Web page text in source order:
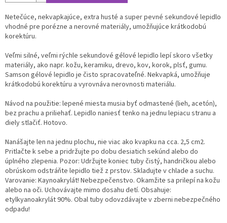
Netečúce, nekvapkajúce, extra husté a super pevné sekundové lepidlo
vhodné pre porézne a nerovné materiály, umožňujúce krátkodobú
korektúru.
Veľmi silné, veľmi rýchle sekundové gélové lepidlo lepí skoro všetky
materiály, ako napr. kožu, keramiku, drevo, kov, korok, plsť, gumu.
Samson gélové lepidlo je čisto spracovateľné. Nekvapká, umožňuje
krátkodobú korektúru a vyrovnáva nerovnosti materiálu.
Návod na použitie: lepené miesta musia byť odmastené (lieh, acetón),
bez prachu a priliehať. Lepidlo naniesť tenko na jednu lepiacu stranu a
diely stlačiť. Hotovo.
Nanášajte len na jednu plochu, nie viac ako kvapku na cca. 2,5 cm2.
Pritlačte k sebe a pridržujte po dobu desiatich sekúnd alebo do
úplného zlepenia. Pozor: Udržujte koniec tuby čistý, handričkou alebo
obrúskom odstráňte lepidlo tiež z prstov. Skladujte v chlade a suchu.
Varovanie: Kaynoakrylát! Nebezpečenstvo. Okamžite sa prilepí na kožu
alebo na oči. Uchovávajte mimo dosahu detí. Obsahuje:
etylkyanoakrylát 90%. Obal tuby odovzdávajte v zberni nebezpečného
odpadu!